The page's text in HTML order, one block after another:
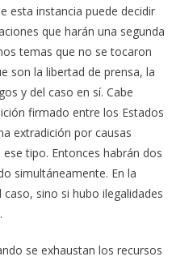
esta instancia puede decidir
que harán una segunda
temas que no se tocaron
son la libertad de prensa, la
y del caso en sí. Cabe
firmado entre los Estados
extradición por causas
tipo. Entonces habrán dos
simultáneamente. En la
sino si hubo ilegalidades
se exhaustan los recursos